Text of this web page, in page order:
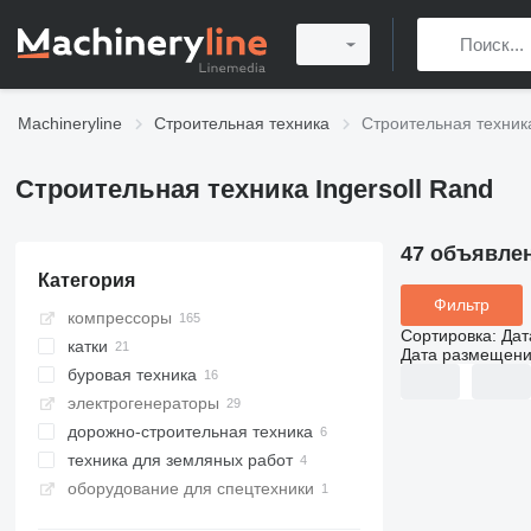
Machineryline Строительная техника Строительная
Строительная техника Ingersoll Rand
Категория
компрессоры
катки
дорожные катки
грунтовые катки
тротуарные катки
пневмоколесные катки
комбинированные катки
буровая техника
буровые установки
сваебои
электрогенераторы
дорожно-строительная техника
асфальтоукладчики
асфальтоукладчики
отбойные молотки
техника для земляных работ
компакторы
оборудование для спецтехники
47
Фильтр
Сортировка:
Дата